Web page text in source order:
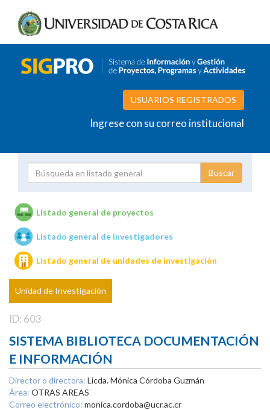
USUARIOS REGISTRADOS
Ingrese con su correo institucional
Unidades de investigación
Listado general de proyectos
Listado general de investigadores
Listado general de unidades de investigación
Unidad de Investigación
ID: 603
SISTEMA BIBLIOTECA DOCUMENTACIÓN
E INFORMACIÓN
Director o directora: Licda. Mónica Córdoba Guzmán
Área: OTRAS AREAS
Correo electrónico: monica.cordoba@ucr.ac.cr